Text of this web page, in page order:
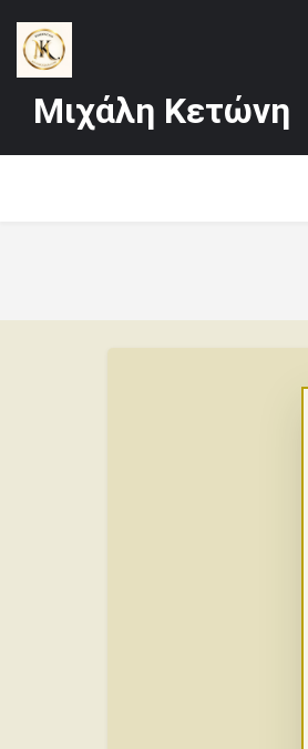
Μιχάλη Κετώνη